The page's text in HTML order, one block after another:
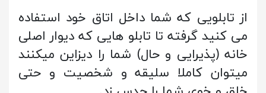
از تابلویی که شما داخل اتاق خود استفاده
می کنید گرفته تا تابلو هایی که دیوار اصلی
خانه (پذیرایی و حال) شما را دیزاین میکنند
میتوان کاملا سلیقه و شخصیت و حتی